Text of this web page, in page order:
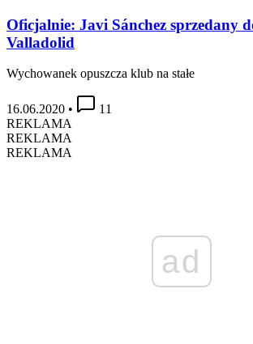
Oficjalnie: Javi Sánchez sprzedany
Valladolid
Wychowanek opuszcza klub na stałe
16.06.2020 •
11
REKLAMA
REKLAMA
REKLAMA
ad